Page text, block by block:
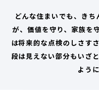
どんな住まいでも、き
が、価値を守り、家族を
は将来的な点検のしさす
段は見えない部分もいざ
よう